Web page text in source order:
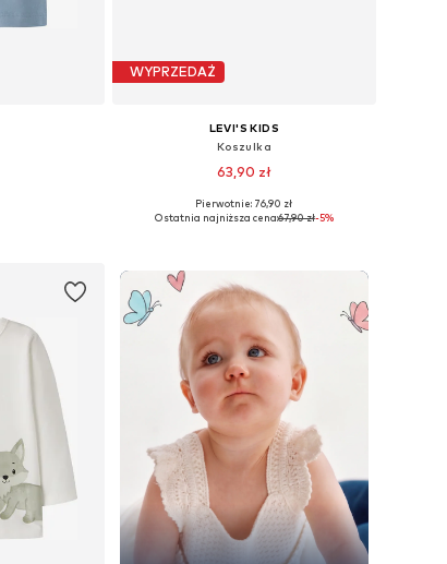
WYPRZEDAŻ
LEVI'S KIDS
Koszulka
63,90 zł
Dostępne rozmiary: 62, 68, 74, 80, 86, 92
Pierwotnie: 76,90 zł
Ostatnia najniższa cena:67,90 zł-5%